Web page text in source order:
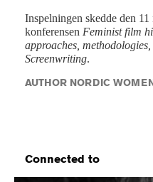
Inspelningen skedde den
konferensen Feminist film
approaches,
Screenwriting.
AUTHOR NORDIC
Connected to